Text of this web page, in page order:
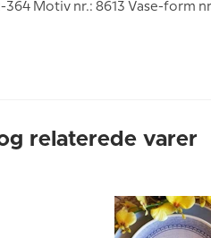
Motiv nr.: 8613 Vase-form
relaterede varer